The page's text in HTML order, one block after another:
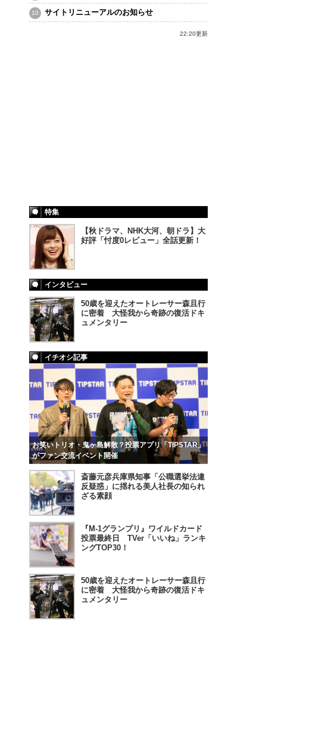
サイトリニューアルのお知らせ
22:20更新
特集
【秋ドラマ、NHK大河、朝ドラ】大
好評「忖度0レビュー」全話更新！
インタビュー
50歳を迎えたオートレーサー森且行
に密着 大怪我から奇跡の復活ドキ
ュメンタリー
イチオシ記事
お笑いトリオ・鬼ヶ島解散？投票アプリ「TIPSTAR」
がファン交流イベント開催
斎藤元彦兵庫県知事「公職選挙法違
反疑惑」に揺れる美人社長の知られ
ざる素顔
『M-1グランプリ』ワイルドカード
投票最終日 TVer「いいね」ランキ
ングTOP30！
50歳を迎えたオートレーサー森且行
に密着 大怪我から奇跡の復活ドキ
ュメンタリー